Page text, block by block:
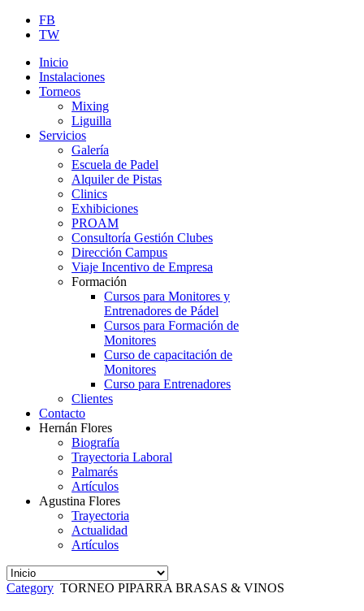
FB
TW
Inicio
Instalaciones
Torneos
Mixing
Liguilla
Servicios
Galería
Escuela de Padel
Alquiler de Pistas
Clinics
Exhibiciones
PROAM
Consultoría Gestión Clubes
Dirección Campus
Viaje Incentivo de Empresa
Formación
Cursos para Monitores y
Entrenadores de Pádel
Cursos para Formación de
Monitores
Curso de capacitación de
Monitores
Curso para Entrenadores
Clientes
Contacto
Hernán Flores
Biografía
Trayectoria Laboral
Palmarés
Artículos
Agustina Flores
Trayectoria
Actualidad
Artículos
Category TORNEO PIPARRA BRASAS & VINOS